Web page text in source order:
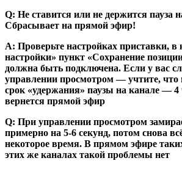
Q: Не ставится или не держится пауза
Сбрасывает на прямой эфир!
А: Проверьте настройках приставки, в
настройки» пункт «Сохранение
должна быть подключена. Если у вас
управлении просмотром — учтите,
срок «удержания» паузы на канале — 4
вернется прямой эфир
Q: При управлении просмотром
примерно на 5-6 секунд, потом снова
некоторое время. В прямом эфире
этих же каналах такой проблемы нет